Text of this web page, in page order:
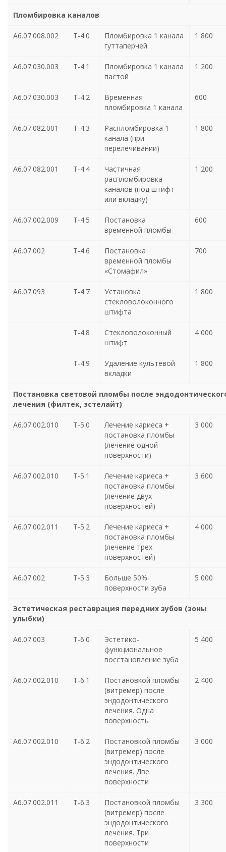
Пломбировка каналов
А6.07.008.002 Т-4.0
Пломбировка 1 канала
гуттаперчей
1 800
А6.07.030.003 Т-4.1
Пломбировка 1 канала
пастой
1 200
А6.07.030.003 Т-4.2
Временная
пломбировка 1 канала
600
А6.07.082.001 Т-4.3
Распломбировка 1
канала (при
перелечивании)
1 800
А6.07.082.001 Т-4.4
Частичная
распломбировка
каналов (под штифт
или вкладку)
1 200
А6.07.002.009 Т-4.5
Постановка
временной пломбы
600
А6.07.002 Т-4.6
Постановка
временной пломбы
«Стомафил»
700
А6.07.093 Т-4.7
Установка
стекловолоконного
штифта
1 800
Т-4.8
Стекловолоконный
штифт
4 000
Т-4.9
Удаление культевой
вкладки
1 800
Постановка световой пломбы после
лечения (филтек, эстелайт)
А6.07.002.010 Т-5.0
Лечение кариеса +
постановка пломбы
(лечение одной
поверхности)
3 000
А6.07.002.010 Т-5.1
Лечение кариеса +
постановка пломбы
(лечение двух
поверхностей)
3 600
А6.07.002.011 Т-5.2
Лечение кариеса +
постановка пломбы
(лечение трех
поверхностей)
4 000
А6.07.002 Т-5.3
Больше 50%
поверхности зуба
5 000
Эстетическая реставрация передних зубов (зоны
улыбки)
А6.07.003 Т-6.0
Эстетико-
функциональное
восстановление зуба
5 400
А6.07.002.010 Т-6.1
Постановкой пломбы
(витремер) после
эндодонтического
лечения. Одна
поверхность
2 400
А6.07.002.010 Т-6.2
Постановкой пломбы
(витремер) после
эндодонтического
лечения. Две
поверхности
3 000
А6.07.002.011 Т-6.3
Постановкой пломбы
(витремер) после
эндодонтического
лечения. Три
поверхности
3 300